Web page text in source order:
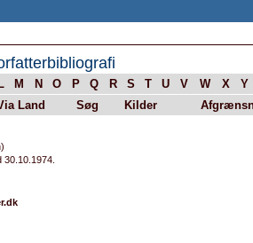
L M N O P Q R S T U V W X Y
Land Søg Kilder